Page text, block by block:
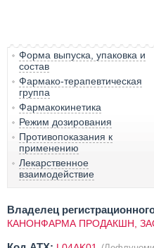
Форма выпуска, упаковка и
состав
Фармако-терапевтическая
группа
Фармакокинетика
Режим дозирования
Противопоказания к
применению
Лекарственное
взаимодействие
Владелец
КАНОНФАРМА ПРОДАКШН,